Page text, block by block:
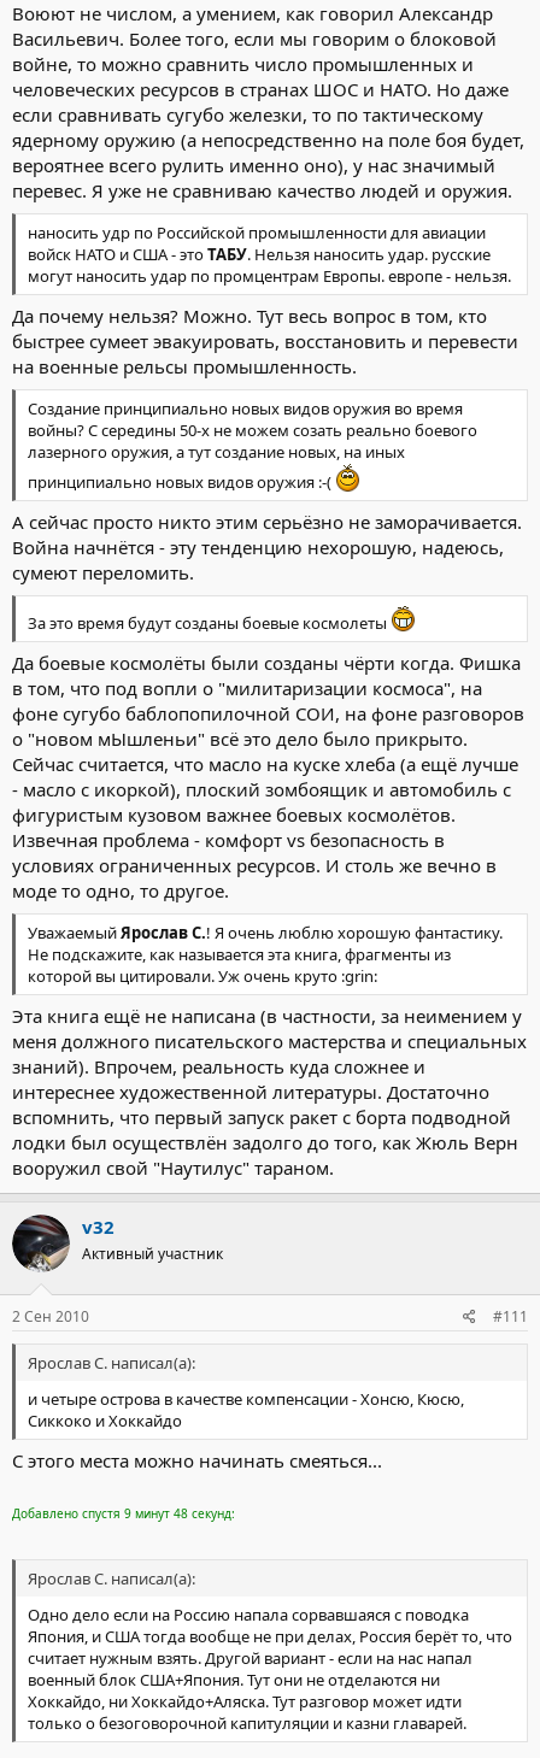
Воюют не числом, а умением, как говорил Александр
Васильевич. Более того, если мы говорим о блоковой
войне, то можно сравнить число промышленных и
человеческих ресурсов в странах ШОС и НАТО. Но даже
если сравнивать сугубо железки, то по тактическому
ядерному оружию (а непосредственно на поле боя будет,
вероятнее всего рулить именно оно), у нас значимый
перевес. Я уже не сравниваю качество людей и оружия.
наносить удр по Российской промышленности для авиации
войск НАТО и США - этоТАБУ. Нельзя наносить удар. русские
могут наносить удар по промцентрам Европы. европе - нельзя.
Да почему нельзя? Можно. Тут весь вопрос в том, кто
быстрее сумеет эвакуировать, восстановить и перевести
на военные рельсы промышленность.
Создание принципиально новых видов оружия во время
войны? С середины 50-х не можем созать реально боевого
лазерного оружия, а тут создание новых, на иных
принципиально новых видов оружия :-(
А сейчас просто никто этим серьёзно не заморачивается.
Война начнётся - эту тенденцию нехорошую, надеюсь,
сумеют переломить.
За это время будут созданы боевые космолеты
Да боевые космолёты были созданы чёрти когда. Фишка
в том, что под вопли о "милитаризации космоса", на
фоне сугубо баблопопилочной СОИ, на фоне разговоров
о "новом мЫшленьи" всё это дело было прикрыто.
Сейчас считается, что масло на куске хлеба (а ещё лучше
- масло с икоркой), плоский зомбоящик и автомобиль с
фигуристым кузовом важнее боевых космолётов.
Извечная проблема - комфорт vs безопасность в
условиях ограниченных ресурсов. И столь же вечно в
моде то одно, то другое.
УважаемыйЯрослав С.! Я очень люблю хорошую фантастику.
Не подскажите, как называется эта книга, фрагменты из
которой вы цитировали. Уж очень круто :grin:
Эта книга ещё не написана (в частности, за неимением у
меня должного писательского мастерства и специальных
знаний). Впрочем, реальность куда сложнее и
интереснее художественной литературы. Достаточно
вспомнить, что первый запуск ракет с борта подводной
лодки был осуществлён задолго до того, как Жюль Верн
вооружил свой "Наутилус" тараном.
v32
Активный участник
2 Сен 2010 #111
Ярослав С. написал(а):
и четыре острова в качестве компенсации - Хонсю, Кюсю,
Сиккоко и Хоккайдо
С этого места можно начинать смеяться...
Добавлено спустя 9 минут 48 секунд:
Ярослав С. написал(а):
Одно дело если на Россию напала сорвавшаяся с поводка
Япония, и США тогда вообще не при делах, Россия берёт то, что
считает нужным взять. Другой вариант - если на нас напал
военный блок США+Япония. Тут они не отделаются ни
Хоккайдо, ни Хоккайдо+Аляска. Тут разговор может идти
только о безоговорочной капитуляции и казни главарей.